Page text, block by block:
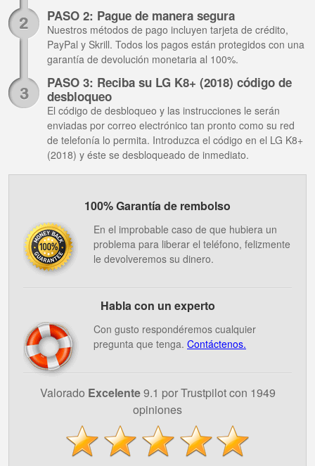
PASO 2: Pague de manera segura
Nuestros métodos de pago incluyen tarjeta de crédito,
PayPal y Skrill. Todos los pagos están protegidos con una
garantía de devolución monetaria al 100%.
PASO 3: Reciba su LG K8+ (2018) código de
desbloqueo
El código de desbloqueo y las instrucciones le serán
enviadas por correo electrónico tan pronto como su red
de telefonía lo permita. Introduzca el código en el LG K8+
(2018) y éste se desbloqueado de inmediato.
100% Garantía de rembolso
En el improbable caso de que hubiera un
problema para liberar el teléfono, felizmente
le devolveremos su dinero.
Habla con un experto
Con gusto respondéremos cualquier
pregunta que tenga. Contáctenos.
Valorado Excelente9.1 por Trustpilot con 1949
opiniones